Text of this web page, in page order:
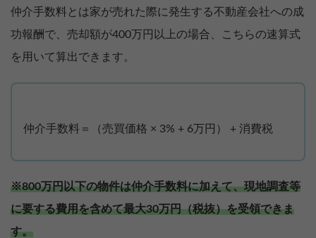
仲介手数料とは家が売れた際に発生する不動産会社への成
功報酬で、売却額が400万円以上の場合、こちらの速算式
を用いて算出できます。
仲介手数料＝（売買価格 × 3% + 6万円） + 消費税
※800万円以下の物件は仲介手数料に加えて、現地調査等
に要する費用を含めて最大30万円（税抜）を受領できま
す。